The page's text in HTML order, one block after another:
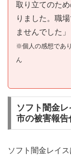
取り立てのた
りました。職
ませんでした」
※個人の感想であ
ん
ソフト闇金
市の被害報告
ソフト闇金レイ